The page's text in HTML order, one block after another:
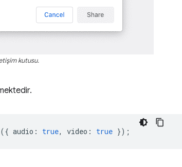
kutusu.
({ audio : true, video : true });